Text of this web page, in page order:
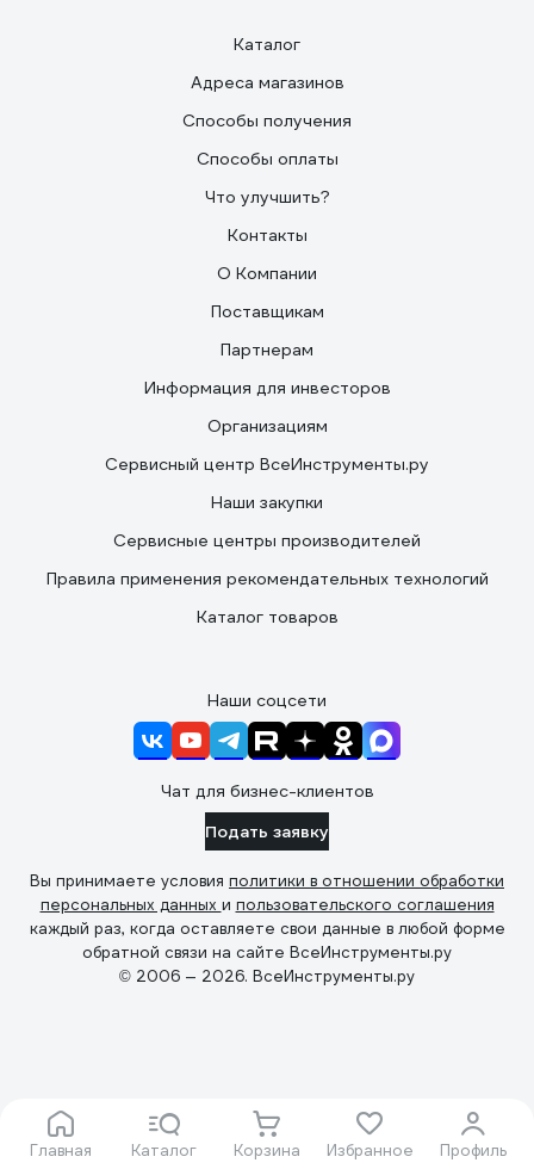
Главная Каталог Корзина Избранное Профиль
Каталог
Адреса магазинов
Способы получения
Способы оплаты
Что улучшить?
Контакты
О Компании
Поставщикам
Партнерам
Информация для инвесторов
Организациям
Сервисный центр ВсеИнструменты.ру
Наши закупки
Сервисные центры производителей
Правила применения рекомендательных технологий
Каталог товаров
Наши соцсети
Чат для бизнес-клиентов
Подать заявку
Вы принимаете условия политики в отношении обработки
персональных данных и пользовательского соглашения
каждый раз, когда оставляете свои данные в любой форме
обратной связи на сайте ВсеИнструменты.ру
© 2006 — 2026. ВсеИнструменты.ру